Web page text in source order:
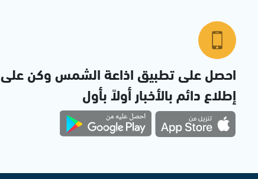
احصل على تطبيق اذاعة الشمس وكن على
إطلاع دائم بالأخبار أولاً بأول